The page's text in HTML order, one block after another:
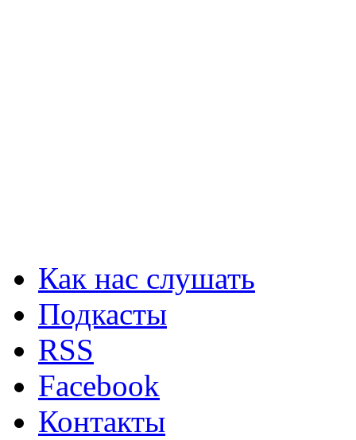
Как нас слушать
Подкасты
RSS
Facebook
Контакты